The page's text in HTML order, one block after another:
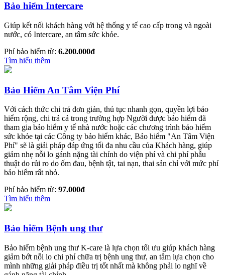
Bảo hiểm Intercare
Giúp kết nối khách hàng với hệ thống y tế cao cấp trong và ngoài
nước, có Intercare, an tâm sức khỏe.
Phí bảo hiểm từ: 6.200.000đ
Tìm hiểu thêm
Bảo Hiểm An Tâm Viện Phí
Với cách thức chi trả đơn giản, thủ tục nhanh gọn, quyền lợi bảo
hiểm rộng, chi trả cả trong trường hợp Người được bảo hiểm đã
tham gia bảo hiểm y tế nhà nước hoặc các chương trình bảo hiểm
sức khỏe tại các Công ty bảo hiểm khác, Bảo hiểm "An Tâm Viện
Phí" sẽ là giải pháp đáp ứng tối đa nhu cầu của Khách hàng, giúp
giảm nhẹ nỗi lo gánh nặng tài chính do viện phí và chi phí phẫu
thuật do rủi ro do ốm đau, bệnh tật, tai nạn, thai sản chỉ với mức phí
bảo hiểm rất nhỏ.
Phí bảo hiểm từ: 97.000đ
Tìm hiểu thêm
Bảo hiểm Bệnh ung thư
Bảo hiểm bệnh ung thư K-care là lựa chọn tối ưu giúp khách hàng
giảm bớt nỗi lo chi phí chữa trị bệnh ung thư, an tâm lựa chọn cho
mình những giải pháp điều trị tốt nhất mà không phải lo nghĩ về